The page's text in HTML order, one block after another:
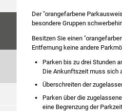
Der "orangefarbene
besondere Gruppen
Besitzen Sie einen
Entfernung keine andere
Parken bis zu drei Stunden
Die Ankunftszeit muss sich
Überschreiten der
Parken über die
eine Begrenzung der